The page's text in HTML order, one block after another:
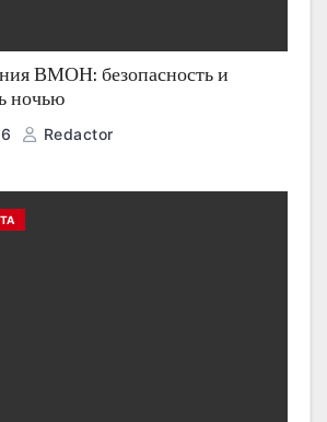
ВМОН: безопасность и
ночью
Redactor